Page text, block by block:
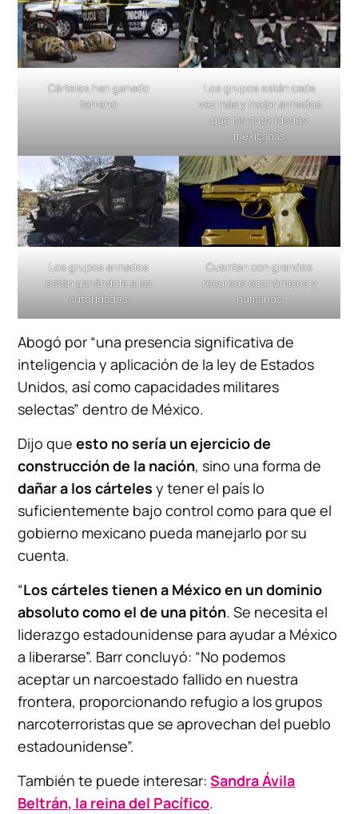
Cárteles han ganado
terreno
Los grupos están cada
vez más y mejor armados
que las autoridades
mexicanas
Los grupos armados
están ganándole a las
autoridades
Cuentan con grandes
recursos económicos y
humanos
Abogó por “una presencia significativa de
inteligencia y aplicación de la ley de Estados
Unidos, así como capacidades militares
selectas” dentro de México.
Dijo queesto no sería un ejercicio de
construcción de la nación, sino una forma de
dañar a los cártelesy tener el país lo
suficientemente bajo control como para que el
gobierno mexicano pueda manejarlo por su
cuenta.
“Los cárteles tienen a México en un dominio
absoluto como el de una pitón. Se necesita el
liderazgo estadounidense para ayudar a México
a liberarse”. Barr concluyó: “No podemos
aceptar un narcoestado fallido en nuestra
frontera, proporcionando refugio a los grupos
narcoterroristas que se aprovechan del pueblo
estadounidense”.
También te puede interesar:Sandra Ávila
Beltrán, la reina del Pacífico.